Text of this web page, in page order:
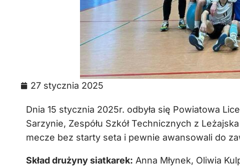
27 stycznia 2025
Dnia 15 stycznia 2025r. odbyła się Powiatowa
Sarzynie, Zespółu Szkół Technicznych z
mecze bez starty seta i pewnie awansowali do
Skład drużyny siatkarek: Anna Młynek, Oliwia